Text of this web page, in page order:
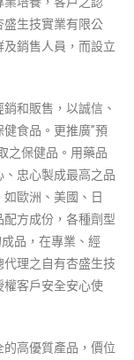
盛生技實業有限公
銷售人員，而設立
和販售，以誠信、
食品。更推廣”預
之保健品。用藥品
忠心製成最高之品
歐洲、美國、日
方成份，各種劑型
品，在專業、經
理之自有杏盛生技
權客戶安全安心使
高優質產品，價位